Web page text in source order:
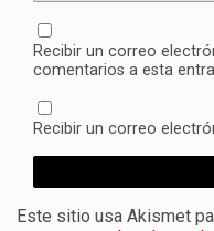
Recibir un correo
comentarios a esta
Recibir un correo
Este sitio usa Akismet